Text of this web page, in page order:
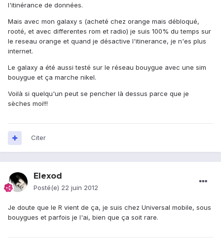
l'itinérance de données.
Mais avec mon galaxy s (acheté chez orange mais débloqué,
rooté, et avec differentes rom et radio) je suis 100% du temps sur
le reseau orange et quand je désactive l'itinerance, je n'es plus
internet.
Le galaxy a été aussi testé sur le réseau bouygue avec une sim
bouygue et ça marche nikel.
Voilà si quelqu'un peut se pencher là dessus parce que je
sèches moi!!!
Citer
Elexod
Posté(e) 22 juin 2012
Je doute que le R vient de ça, je suis chez Universal mobile, sous
bouygues et parfois je l'ai, bien que ça soit rare.